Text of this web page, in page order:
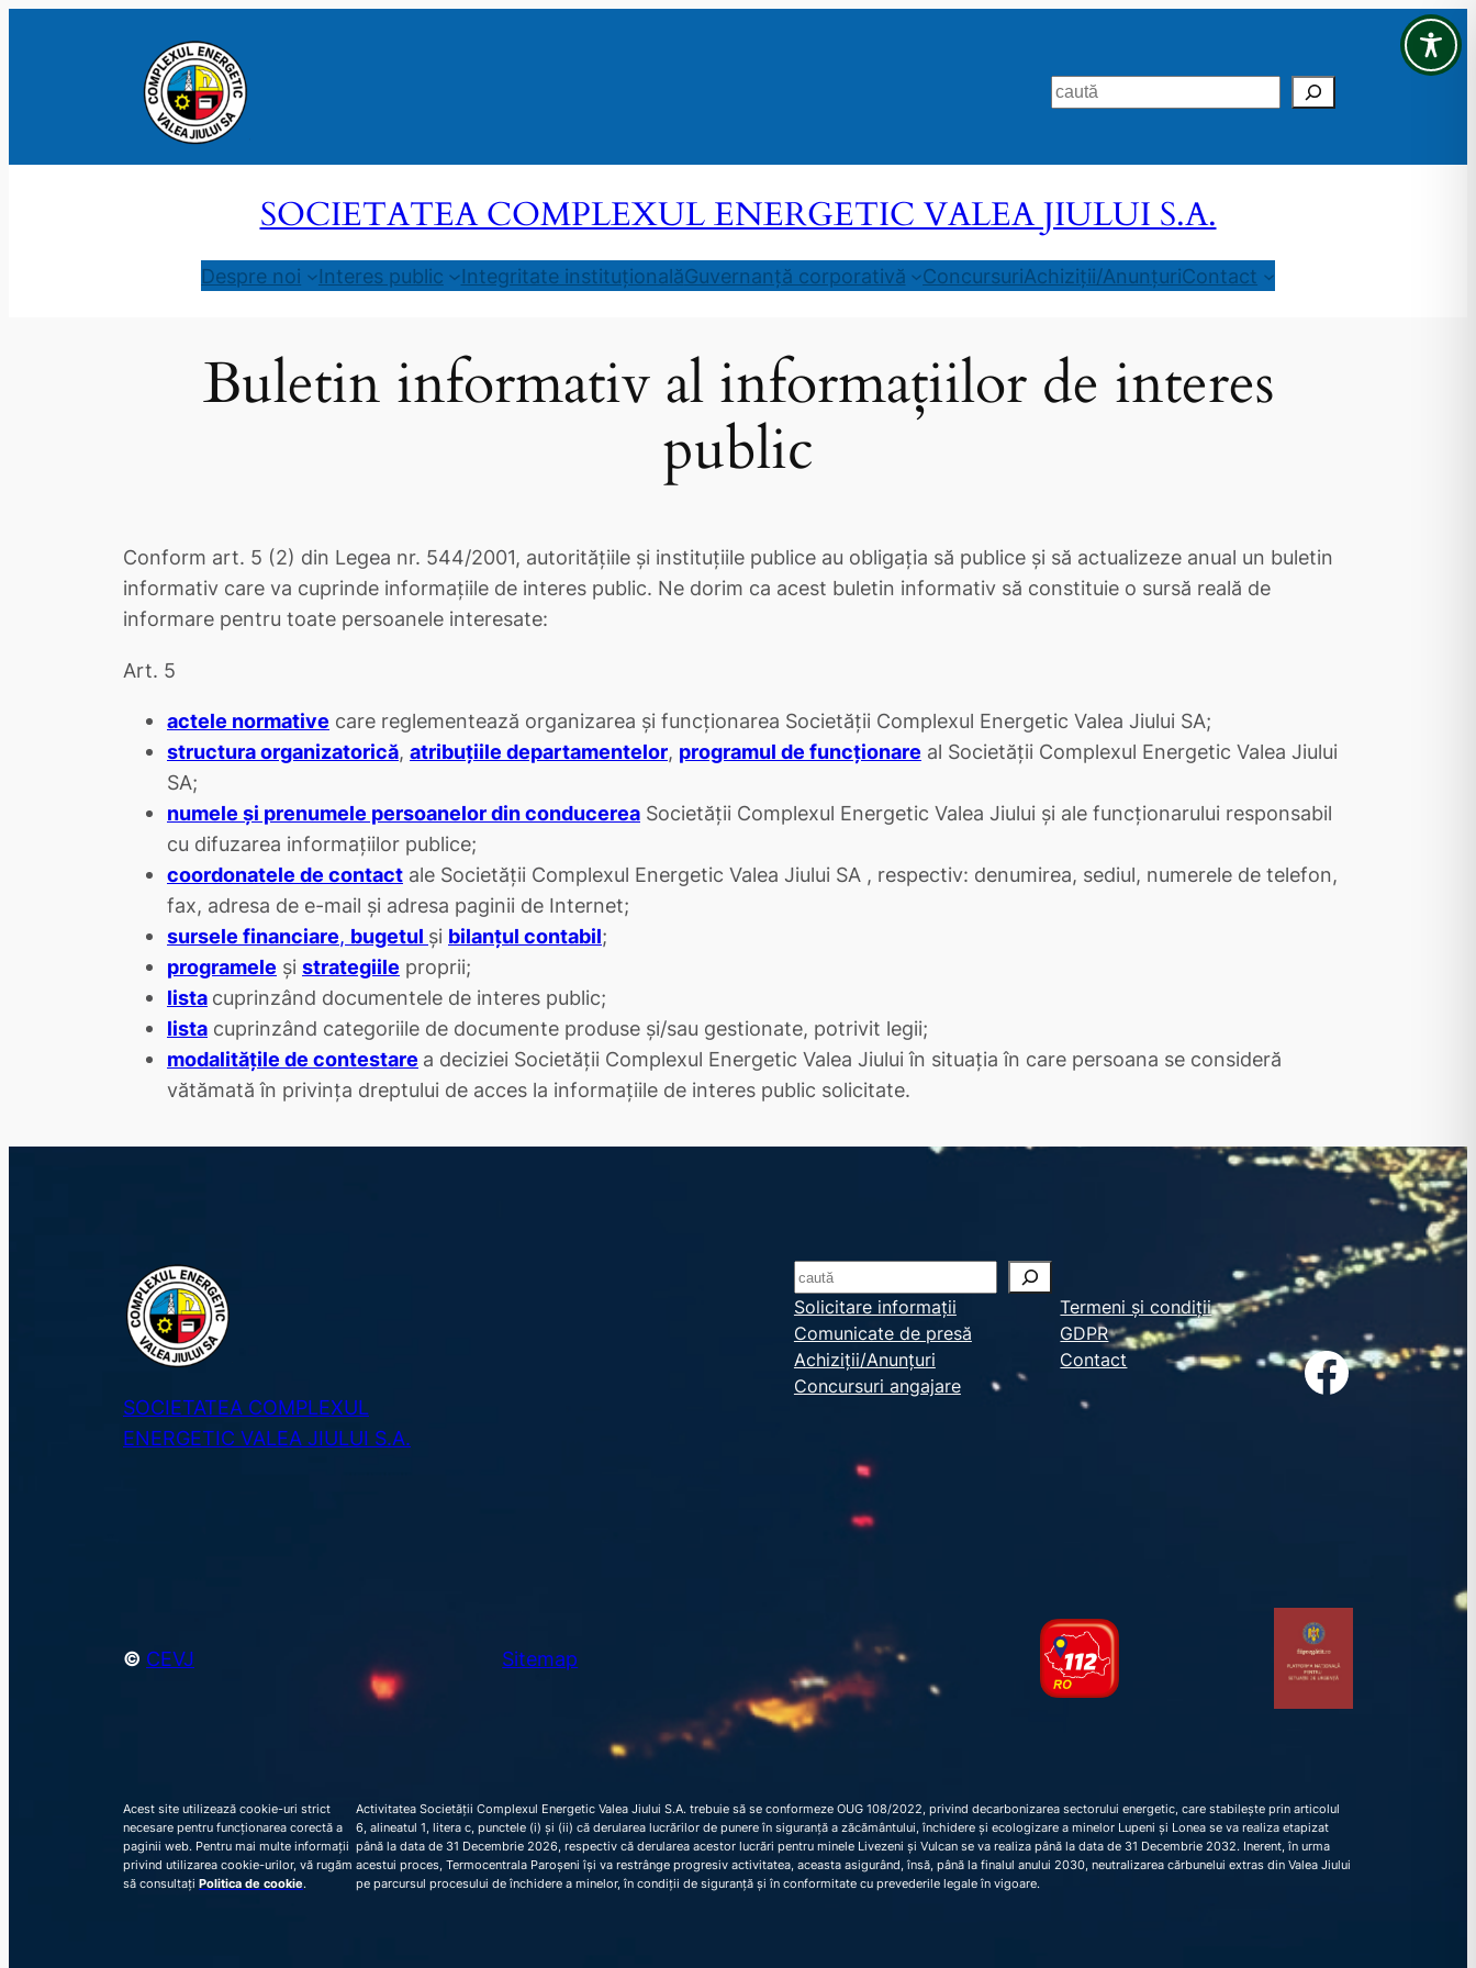
Search
SOCIETATEA COMPLEXUL ENERGETIC VALEA JIULUI S.A.
Despre noi Interes public Integritate instituționalăGuvernanță corporativă ConcursuriAchiziții/AnunțuriContact
Buletin informativ al informațiilor de interes
public
Conform art. 5 (2) din Legea nr. 544/2001, autoritățiile și instituțiile publice au obligația să publice și să actualizeze anual un buletin
informativ care va cuprinde informațiile de interes public. Ne dorim ca acest buletin informativ să constituie o sursă reală de
informare pentru toate persoanele interesate:
Art. 5
actele normative care reglementează organizarea şi funcţionarea Societăţii Complexul Energetic Valea Jiului SA;
structura organizatorică, atribuţiile departamentelor, programul de funcţionare al Societăţii Complexul Energetic Valea Jiului
SA;
numele şi prenumele persoanelor din conducerea Societăţii Complexul Energetic Valea Jiului şi ale funcţionarului responsabil
cu difuzarea informaţiilor publice;
coordonatele de contact ale Societăţii Complexul Energetic Valea Jiului SA , respectiv: denumirea, sediul, numerele de telefon,
fax, adresa de e-mail şi adresa paginii de Internet;
sursele financiare, bugetul şi bilanţul contabil;
programele şi strategiile proprii;
lista cuprinzând documentele de interes public;
lista cuprinzând categoriile de documente produse şi/sau gestionate, potrivit legii;
modalităţile de contestare a deciziei Societăţii Complexul Energetic Valea Jiului în situaţia în care persoana se consideră
vătămată în privinţa dreptului de acces la informaţiile de interes public solicitate.
SOCIETATEA COMPLEXUL
ENERGETIC VALEA JIULUI S.A.
S
e
a
r
c
Solicitare informații
Comunicate de presă
Achiziții/Anunțuri
Concursuri angajare
Termeni și condiții
GDPR
Contact
Facebook
© CEVJ Sitemap
Acest site utilizează cookie-uri strict
necesare pentru funcționarea corectă a
paginii web. Pentru mai multe informații
privind utilizarea cookie-urilor, vă rugăm
să consultați Politica de cookie.
Activitatea Societății Complexul Energetic Valea Jiului S.A. trebuie să se conformeze OUG 108/2022, privind decarbonizarea sectorului energetic, care stabilește prin articolul
6, alineatul 1, litera c, punctele (i) și (ii) că derularea lucrărilor de punere în siguranță a zăcământului, închidere și ecologizare a minelor Lupeni și Lonea se va realiza etapizat
până la data de 31 Decembrie 2026, respectiv că derularea acestor lucrări pentru minele Livezeni și Vulcan se va realiza până la data de 31 Decembrie 2032. Inerent, în urma
acestui proces, Termocentrala Paroșeni își va restrânge progresiv activitatea, aceasta asigurând, însă, până la finalul anului 2030, neutralizarea cărbunelui extras din Valea Jiului
pe parcursul procesului de închidere a minelor, în condiții de siguranță și în conformitate cu prevederile legale în vigoare.